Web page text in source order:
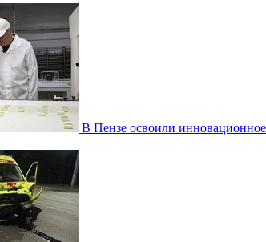
В Пензе освоили